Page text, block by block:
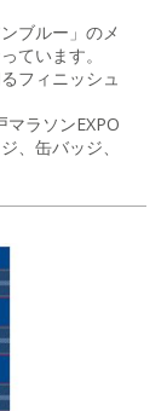
ブルー」のメ
ています。
フィニッシュ
ラソンEXPO
、缶バッジ、